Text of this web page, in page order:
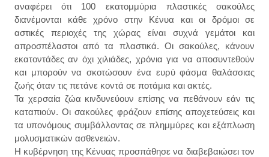
αναφέρει ότι 100 εκατομμύρια πλαστικές σακούλες
διανέμονται κάθε χρόνο στην Κένυα και οι δρόμοι σε
αστικές περιοχές της χώρας είναι συχνά γεμάτοι και
απροσπέλαστοι από τα πλαστικά. Οι σακούλες, κάνουν
εκατοντάδες αν όχι χιλιάδες, χρόνια για να αποσυντεθούν
και μπορούν να σκοτώσουν ένα ευρύ φάσμα θαλάσσιας
ζωής όταν τις πετάνε κοντά σε ποτάμια και ακτές.
Τα χερσαία ζώα κινδυνεύουν επίσης να πεθάνουν εάν τις
καταπιούν. Οι σακούλες φράζουν επίσης αποχετεύσεις και
τα υπονόμους συμβάλλοντας σε πλημμύρες και εξάπλωση
μολυσματικών ασθενειών.
Η κυβέρνηση της Κένυας προσπάθησε να διαβεβαιώσει τον